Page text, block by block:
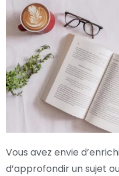
Vous avez envie
d’approfondir un sujet